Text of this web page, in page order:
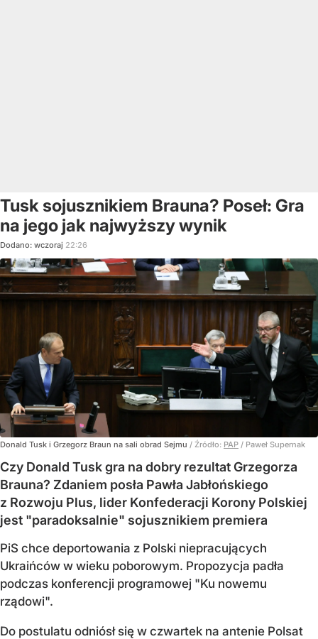
Tusk sojusznikiem Brauna? Poseł: Gra
na jego jak najwyższy wynik
Dodano: wczoraj 22:26
Donald Tusk i Grzegorz Braun na sali obrad Sejmu / Źródło: PAP / Paweł Supernak
Czy Donald Tusk gra na dobry rezultat Grzegorza
Brauna? Zdaniem posła Pawła Jabłońskiego
z Rozwoju Plus, lider Konfederacji Korony Polskiej
jest "paradoksalnie" sojusznikiem premiera
PiS chce deportowania z Polski niepracujących
Ukraińców w wieku poborowym. Propozycja padła
podczas konferencji programowej "Ku nowemu
rządowi".
Do postulatu odniósł się w czwartek na antenie Polsat